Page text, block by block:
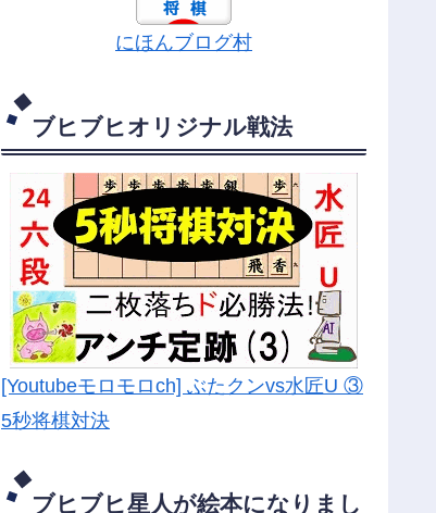
にほんブログ村
ブヒブヒオリジナル戦法
[Youtubeモロモロch] ぶたクンvs水匠U ③
5秒将棋対決
ブヒブヒ星人が絵本になりまし